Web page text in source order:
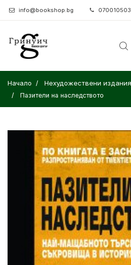
info@bookshop.bg
Начало Нехудожествени издания
Пазители на наследството